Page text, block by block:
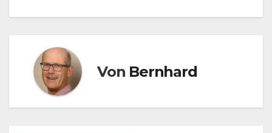
Von Bernhard